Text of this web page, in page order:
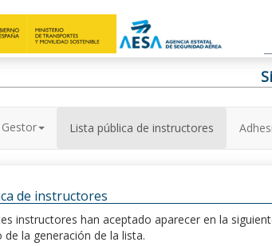
Gestor Lista pública de instructores
de instructores
instructores han aceptado aparecer en la
la generación de la lista.